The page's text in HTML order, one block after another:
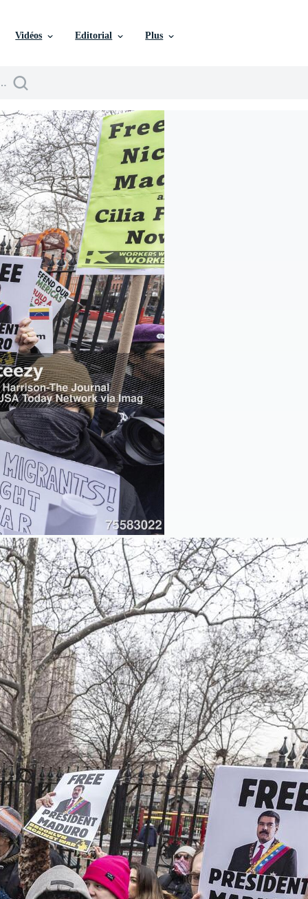
Vidéos Editorial Plus